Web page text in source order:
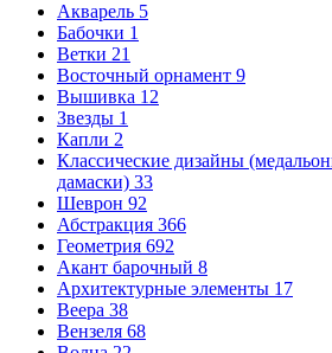
Акварель 5
Бабочки 1
Ветки 21
Восточный орнамент 9
Вышивка 12
Звезды 1
Капли 2
Классические дизайны
дамаски) 33
Шеврон 92
Абстракция 366
Геометрия 692
Акант барочный 8
Архитектурные элементы 17
Веера 38
Вензеля 68